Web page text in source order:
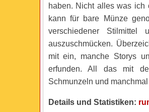
haben. Nicht alles was ich
kann für bare Münze
verschiedener Stilmittel
auszuschmücken.
mit ein, manche Storys
erfunden. All das mit
Schmunzeln und
Details und Statistiken: